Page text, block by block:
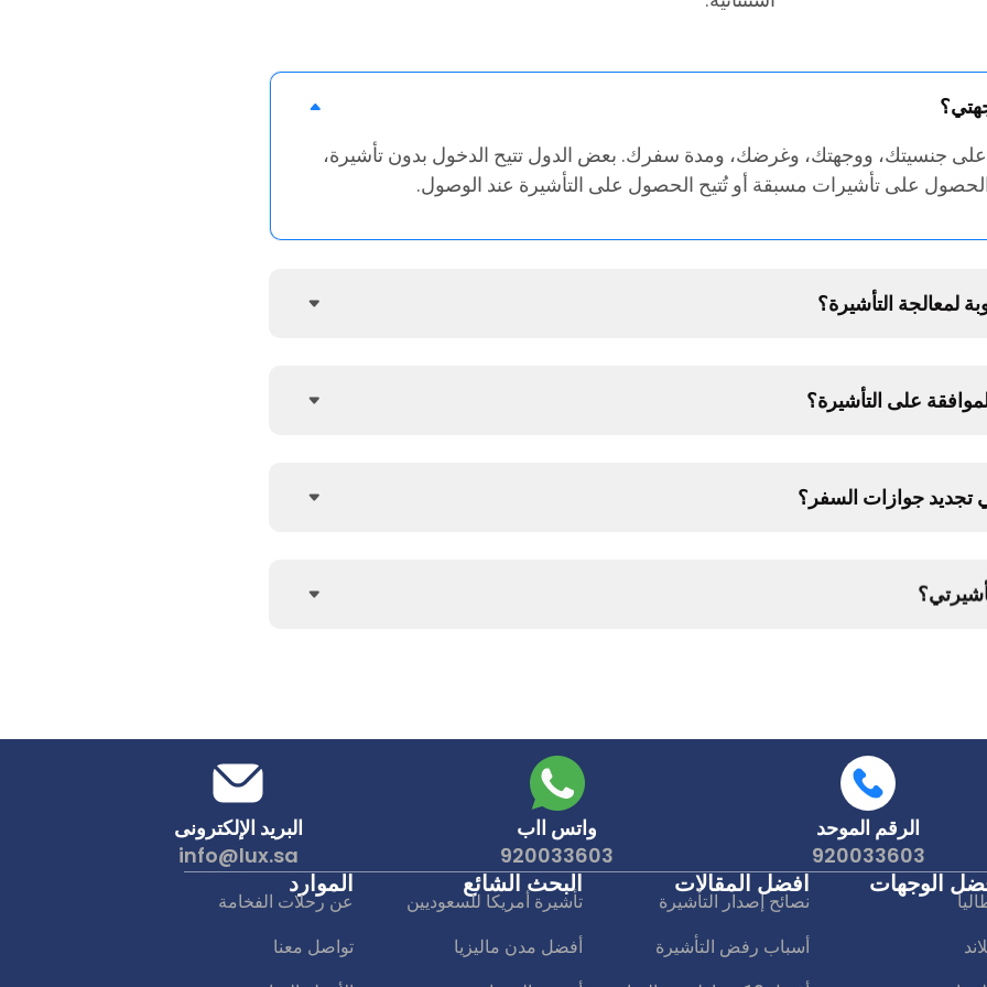
على جنسيتك، ووجهتك، وغرضك، ومدة سفرك. بعض الدول تتيح الدخول بدون تأشيرة،
على تأشيرات مسبقة أو تُتيح الحصول على التأشيرة عند الوصول.
لمعالجة التأشيرة؟
على التأشيرة؟
جوازات السفر؟
الرقم الموحد
920033603
واتس ااب
920033603
البريد الإلكترونى
info@lux.sa
الوجهات افضل المقالات
نصائح إصدار التأشيرة
أسباب رفض التأشيرة
البحث الشائع
تأشيرة أمريكا للسعوديين
أفضل مدن ماليزيا
الموارد
عن رحلات الفخامة
تواصل معنا